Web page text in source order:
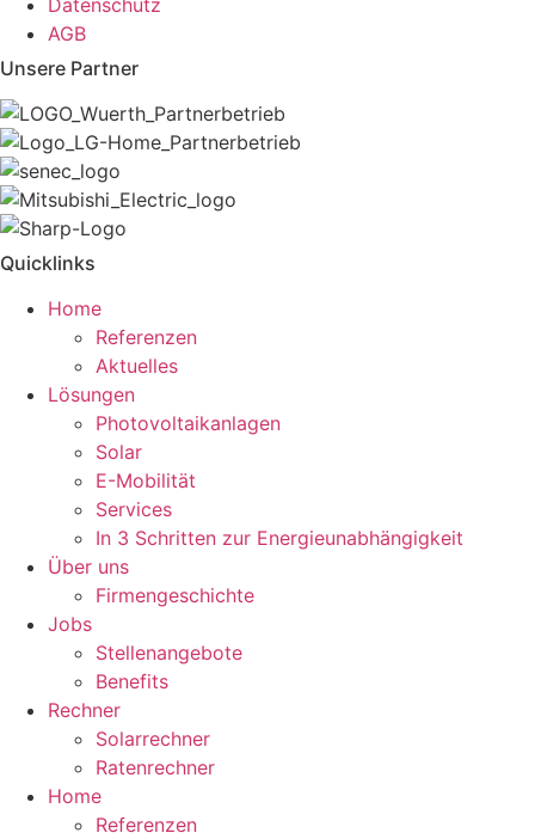
Datenschutz
AGB
Unsere Partner
Quicklinks
Home
Referenzen
Aktuelles
Lösungen
Photovoltaikanlagen
Solar
E-Mobilität
Services
In 3 Schritten zur Energieunabhängigkeit
Über uns
Firmengeschichte
Jobs
Stellenangebote
Benefits
Rechner
Solarrechner
Ratenrechner
Home
Referenzen